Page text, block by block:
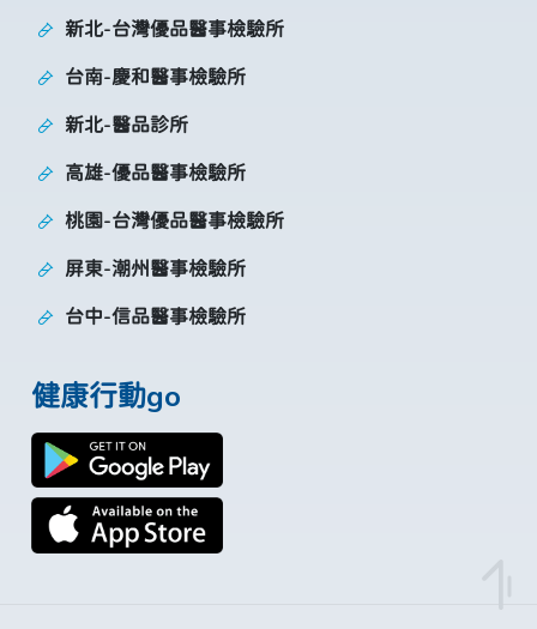
新北-台灣優品醫事檢驗所
台南-慶和醫事檢驗所
新北-醫品診所
高雄-優品醫事檢驗所
桃園-台灣優品醫事檢驗所
屏東-潮州醫事檢驗所
台中-信品醫事檢驗所
健康行動go